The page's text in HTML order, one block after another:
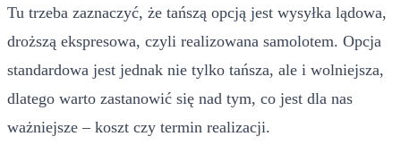
Tu trzeba zaznaczyć, że tańszą opcją jest wysyłka lądowa,
droższą ekspresowa, czyli realizowana samolotem. Opcja
standardowa jest jednak nie tylko tańsza, ale i wolniejsza,
dlatego warto zastanowić się nad tym, co jest dla nas
ważniejsze – koszt czy termin realizacji.